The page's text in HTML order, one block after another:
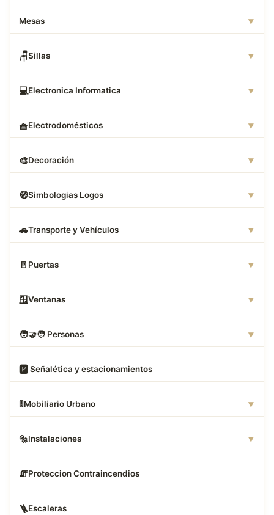
Mesas ▾
🪑Sillas ▾
💻Electronica Informatica ▾
🧺Electrodomésticos ▾
🎨Decoración ▾
🧭Simbologias Logos ▾
🚗Transporte y Vehículos ▾
🚪 Puertas ▾
🪟Ventanas ▾
🧑‍🤝‍🧑 Personas ▾
🅿️ Señalética y estacionamientos
🚦Mobiliario Urbano ▾
🔩Instalaciones ▾
🧯Proteccion Contraincendios
🪜Escaleras